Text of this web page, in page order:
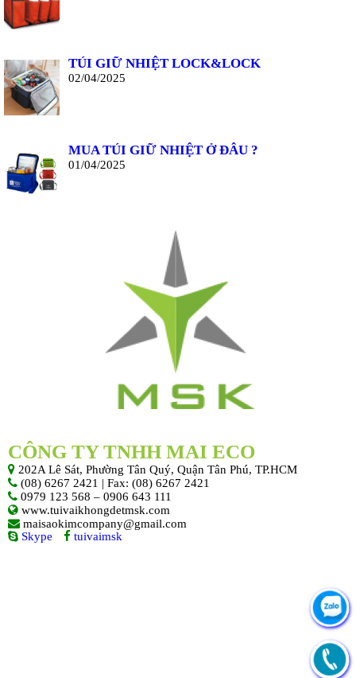
TÚI GIỮ NHIỆT LOCK&LOCK
02/04/2025
MUA TÚI GIỮ NHIỆT Ở ĐÂU ?
01/04/2025
CÔNG TY TNHH MAI ECO
202A Lê Sát, Phường Tân Quý, Quận Tân Phú, TP.HCM
(08) 6267 2421 | Fax: (08) 6267 2421
0979 123 568 – 0906 643 111
www.tuivaikhongdetmsk.com
maisaokimcompany@gmail.com
Skype
tuivaimsk